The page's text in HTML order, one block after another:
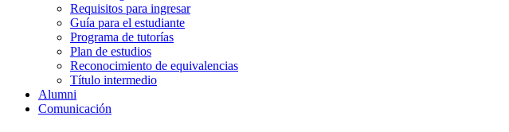
Requisitos para ingresar
Guía para el estudiante
Programa de tutorías
Plan de estudios
Reconocimiento de equivalencias
Título intermedio
Alumni
Comunicación